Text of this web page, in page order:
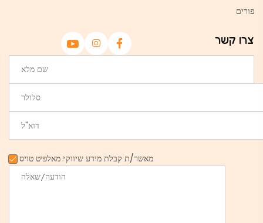
פורים
צרו קשר
מאשר/ת קבלת מידע שיווקי מאלפיט טויס